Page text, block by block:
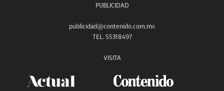
PUBLICIDAD
publicidad@contenido.com.mx
TEL. 55318497
VISITA